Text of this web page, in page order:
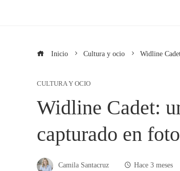
Inicio Cultura y ocio Widline
CULTURA Y OCIO
Widline Cadet:
capturado en
Camila Santacruz Hace 3 meses